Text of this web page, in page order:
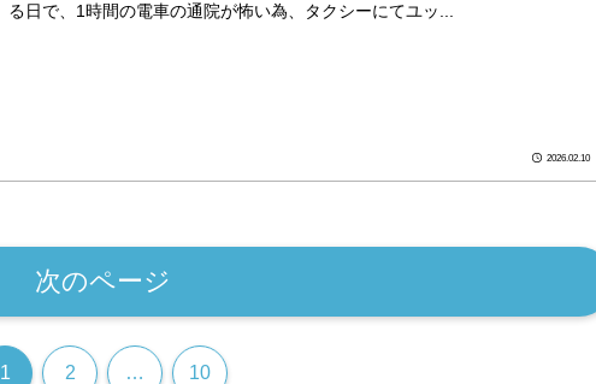
る日で、1時間の電車の通院が怖い為、タクシーにてユッ...
2026.02.10
次のページ
1 2 … 10